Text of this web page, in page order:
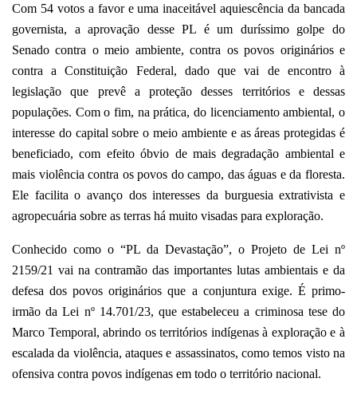
Com 54 votos a favor e uma inaceitável aquiescência da bancada
governista, a aprovação desse PL é um duríssimo golpe do
Senado contra o meio ambiente, contra os povos originários e
contra a Constituição Federal, dado que vai de encontro à
legislação que prevê a proteção desses territórios e dessas
populações. Com o fim, na prática, do licenciamento ambiental, o
interesse do capital sobre o meio ambiente e as áreas protegidas é
beneficiado, com efeito óbvio de mais degradação ambiental e
mais violência contra os povos do campo, das águas e da floresta.
Ele facilita o avanço dos interesses da burguesia extrativista e
agropecuária sobre as terras há muito visadas para exploração.
Conhecido como o “PL da Devastação”, o Projeto de Lei nº
2159/21 vai na contramão das importantes lutas ambientais e da
defesa dos povos originários que a conjuntura exige. É primo-
irmão da Lei nº 14.701/23, que estabeleceu a criminosa tese do
Marco Temporal, abrindo os territórios indígenas à exploração e à
escalada da violência, ataques e assassinatos, como temos visto na
ofensiva contra povos indígenas em todo o território nacional.